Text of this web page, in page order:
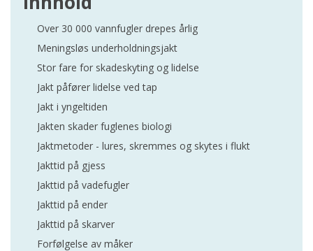
Over 30 000 vannfugler drepes årlig
Meningsløs underholdningsjakt
Stor fare for skadeskyting og lidelse
Jakt påfører lidelse ved tap
Jakt i yngeltiden
Jakten skader fuglenes biologi
Jaktmetoder - lures, skremmes og skytes i flukt
Jakttid på gjess
Jakttid på vadefugler
Jakttid på ender
Jakttid på skarver
Forfølgelse av måker